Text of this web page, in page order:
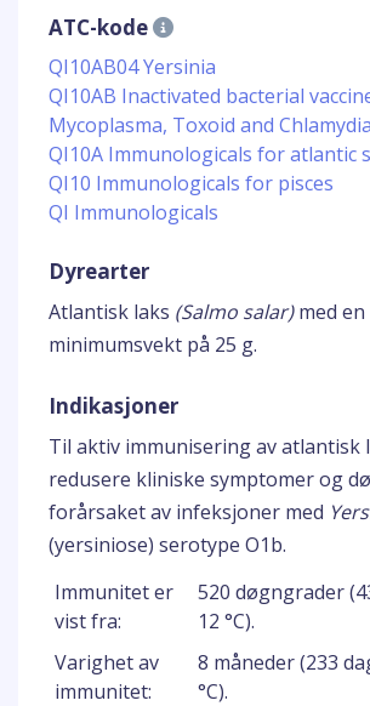
ATC-kode
QI10AB04 Yersinia
QI10AB Inactivated bacterial
Mycoplasma, Toxoid and
QI10A Immunologicals for atlantic
QI10 Immunologicals for pisces
QI Immunologicals
Dyrearter
Atlantisk laks (Salmo salar)med en
minimumsvekt på 25 g.
Indikasjoner
Til aktiv immunisering av atlantisk
redusere kliniske symptomer og
forårsaket av infeksjoner med
(yersiniose) serotype O1b.
Immunitet er
vist fra:
520 døgngrader
12 °C).
Varighet av
immunitet:
8 måneder (233
°C).